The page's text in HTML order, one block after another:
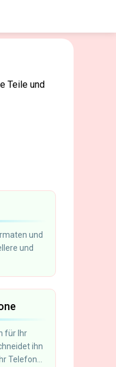
Teile und
und
und
für Ihr
ihn
Telefon